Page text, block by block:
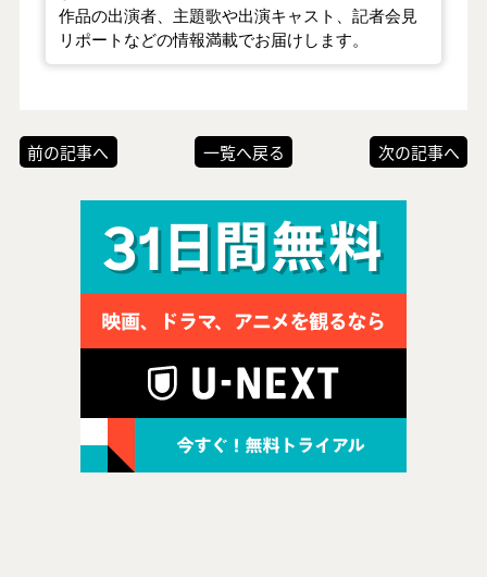
作品の出演者、主題歌や出演キャスト、記者会見
リポートなどの情報満載でお届けします。
前の記事へ 一覧へ戻る 次の記事へ